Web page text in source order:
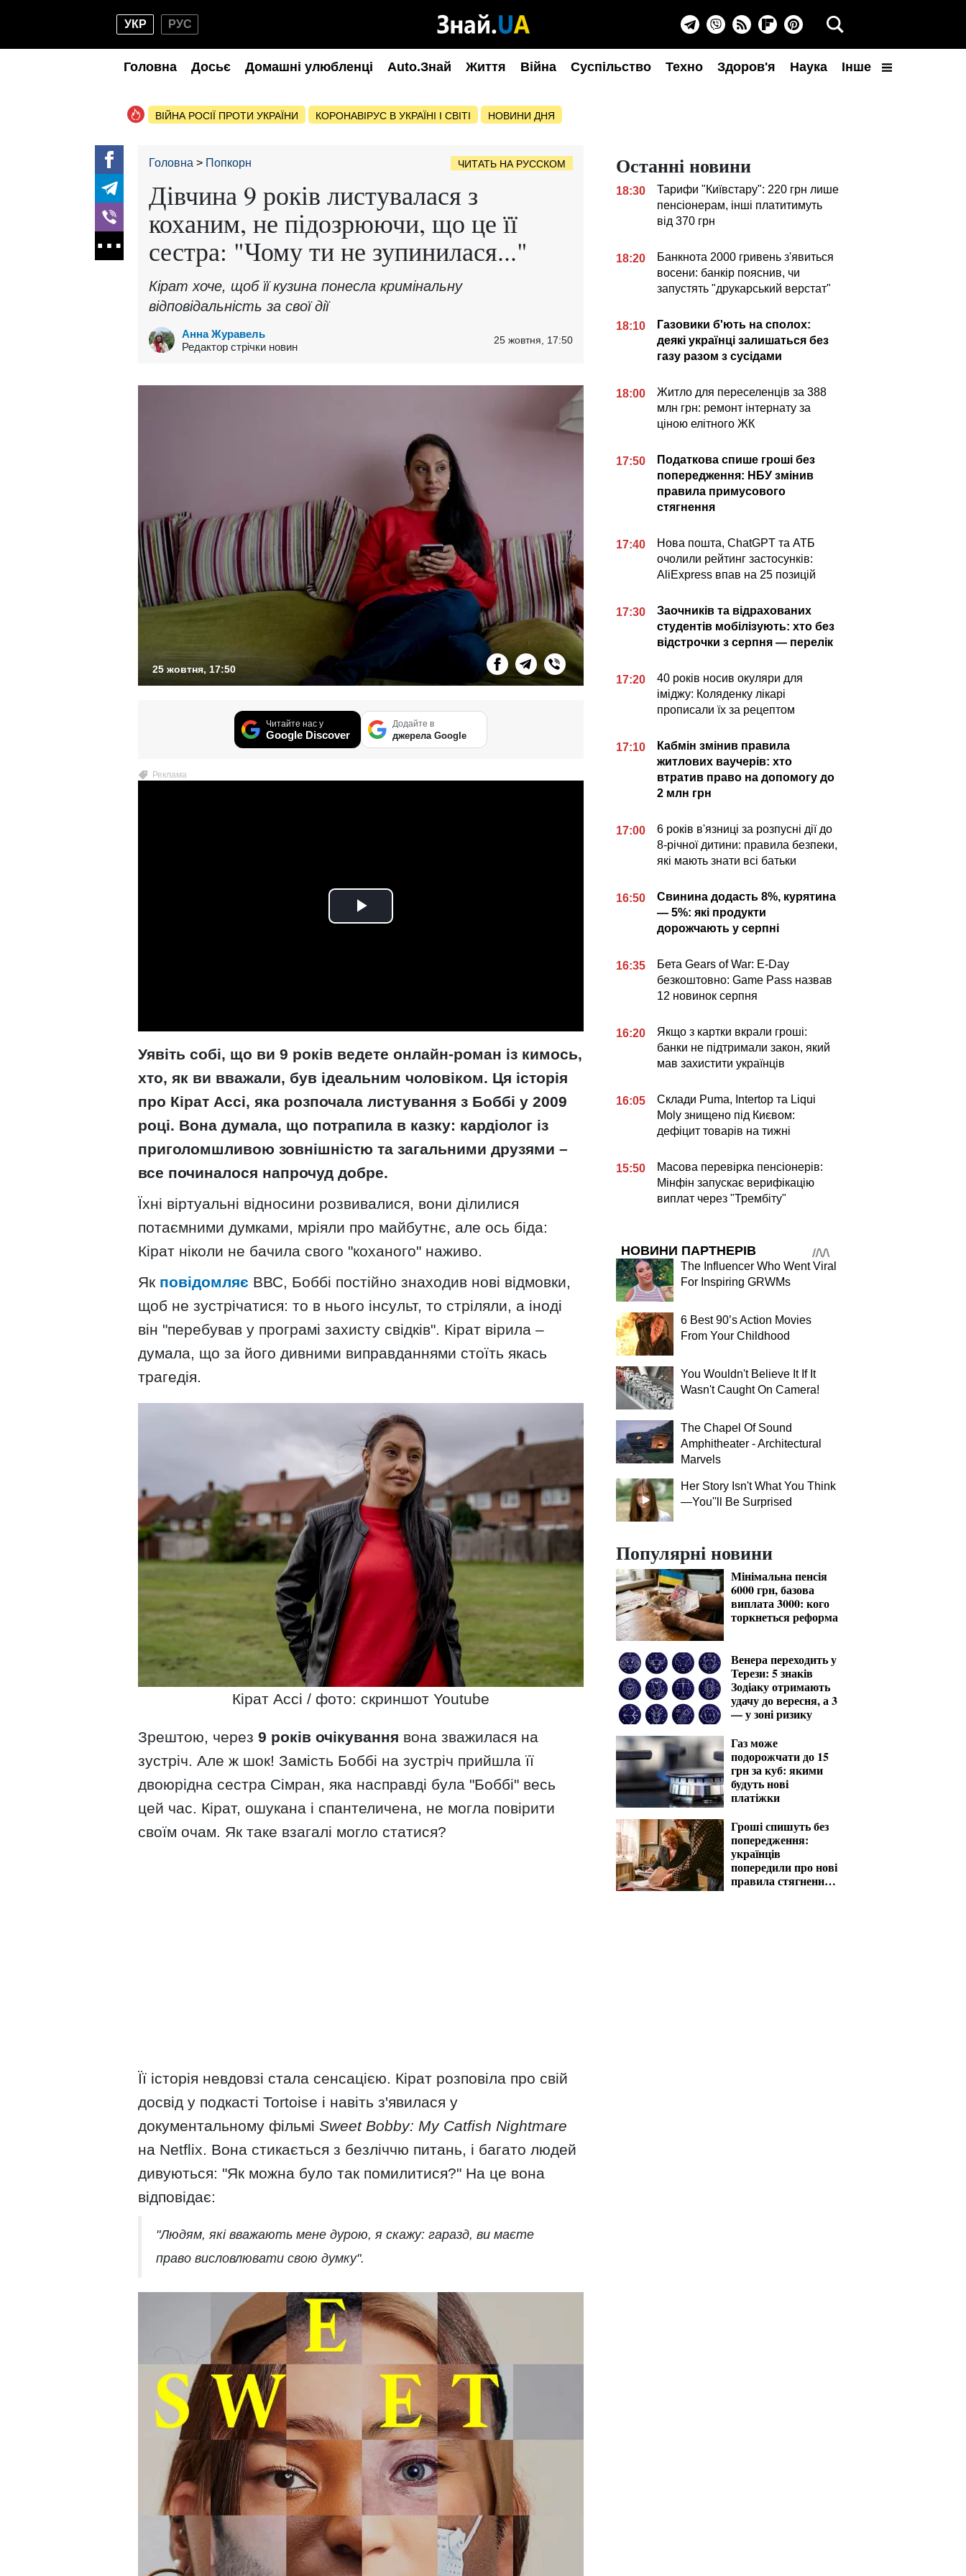
УКР РУС
Головна Досьє Домашні улюбленці Auto.Знай Життя Війна Суспільство Техно Здоров'я Наука Інше
ВІЙНА РОСІЇ ПРОТИ УКРАЇНИ КОРОНАВІРУС В УКРАЇНІ І СВІТІ НОВИНИ ДНЯ
Головна Попкорн ЧИТАТЬ НА РУССКОМ
Дівчина 9 років листувалася з
коханим, не підозрюючи, що це її
сестра: "Чому ти не зупинилася..."
Кірат хоче, щоб її кузина понесла кримінальну
відповідальність за свої дії
Анна Журавель
Редактор стрічки новин
25 жовтня, 17:50
25 жовтня, 17:50
Читайте нас у
Google Discover
Додайте в
джерела Google
Уявіть собі, що ви 9 років ведете онлайн-роман із кимось,
хто, як ви вважали, був ідеальним чоловіком. Ця історія
про Кірат Ассі, яка розпочала листування з Боббі у 2009
році. Вона думала, що потрапила в казку: кардіолог із
приголомшливою зовнішністю та загальними друзями –
все починалося напрочуд добре.
Їхні віртуальні відносини розвивалися, вони ділилися
потаємними думками, мріяли про майбутнє, але ось біда:
Кірат ніколи не бачила свого "коханого" наживо.
Як повідомляє ВВС, Боббі постійно знаходив нові відмовки,
щоб не зустрічатися: то в нього інсульт, то стріляли, а іноді
він "перебував у програмі захисту свідків". Кірат вірила –
думала, що за його дивними виправданнями стоїть якась
трагедія.
Кірат Ассі / фото: скриншот Youtube
Зрештою, через 9 років очікування вона зважилася на
зустріч. Але ж шок! Замість Боббі на зустріч прийшла її
двоюрідна сестра Сімран, яка насправді була "Боббі" весь
цей час. Кірат, ошукана і спантеличена, не могла повірити
своїм очам. Як таке взагалі могло статися?
Її історія невдовзі стала сенсацією. Кірат розповіла про свій
досвід у подкасті Tortoise і навіть з'явилася у
документальному фільмі Sweet Bobby: My Catfish Nightmare
на Netflix. Вона стикається з безліччю питань, і багато людей
дивуються: "Як можна було так помилитися?" На це вона
відповідає:
"Людям, які вважають мене дурою, я скажу: гаразд, ви маєте
право висловлювати свою думку".
Останні новини
18:30
Тарифи "Київстару": 220 грн лише
пенсіонерам, інші платитимуть
від 370 грн
18:20
Банкнота 2000 гривень з'явиться
восени: банкір пояснив, чи
запустять "друкарський верстат"
18:10
Газовики б'ють на сполох:
деякі українці залишаться без
газу разом з сусідами
18:00
Житло для переселенців за 388
млн грн: ремонт інтернату за
ціною елітного ЖК
17:50
Податкова спише гроші без
попередження: НБУ змінив
правила примусового
стягнення
17:40
Нова пошта, ChatGPT та АТБ
очолили рейтинг застосунків:
AliExpress впав на 25 позицій
17:30
Заочників та відрахованих
студентів мобілізують: хто без
відстрочки з серпня — перелік
17:20
40 років носив окуляри для
іміджу: Коляденку лікарі
прописали їх за рецептом
17:10
Кабмін змінив правила
житлових ваучерів: хто
втратив право на допомогу до
2 млн грн
17:00
6 років в'язниці за розпусні дії до
8-річної дитини: правила безпеки,
які мають знати всі батьки
16:50
Свинина додасть 8%, курятина
— 5%: які продукти
дорожчають у серпні
16:35
Бета Gears of War: E-Day
безкоштовно: Game Pass назвав
12 новинок серпня
16:20
Якщо з картки вкрали гроші:
банки не підтримали закон, який
мав захистити українців
16:05
Склади Puma, Intertop та Liqui
Moly знищено під Києвом:
дефіцит товарів на тижні
15:50
Масова перевірка пенсіонерів:
Мінфін запускає верифікацію
виплат через "Трембіту"
НОВИНИ ПАРТНЕРІВ
The Influencer Who Went Viral
For Inspiring GRWMs
6 Best 90’s Action Movies
From Your Childhood
You Wouldn't Believe It If It
Wasn't Caught On Camera!
The Chapel Of Sound
Amphitheater - Architectural
Marvels
Her Story Isn't What You Think
—You''ll Be Surprised
Популярні новини
Мінімальна пенсія
6000 грн, базова
виплата 3000: кого
торкнеться реформа
Венера переходить у
Терези: 5 знаків
Зодіаку отримають
удачу до вересня, а 3
— у зоні ризику
Газ може
подорожчати до 15
грн за куб: якими
будуть нові
платіжки
Гроші спишуть без
попередження:
українців
попередили про нові
правила стягнення